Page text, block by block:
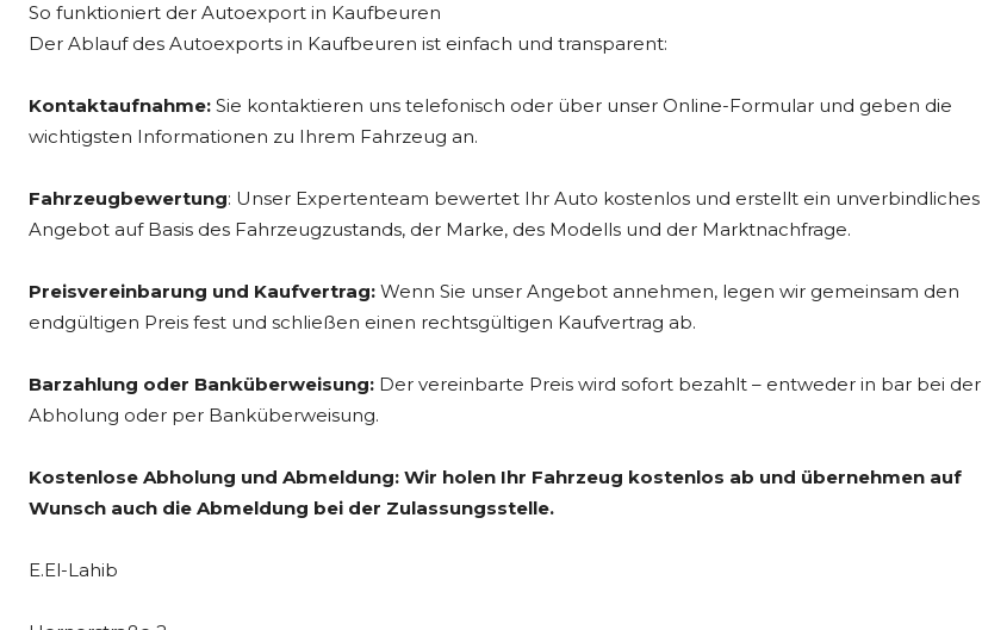
So funktioniert der Autoexport in Kaufbeuren
Der Ablauf des Autoexports in Kaufbeuren ist einfach und transparent:
Kontaktaufnahme: Sie kontaktieren uns telefonisch oder über unser Online-Formular und geben die
wichtigsten Informationen zu Ihrem Fahrzeug an.
Fahrzeugbewertung: Unser Expertenteam bewertet Ihr Auto kostenlos und erstellt ein unverbindliches
Angebot auf Basis des Fahrzeugzustands, der Marke, des Modells und der Marktnachfrage.
Preisvereinbarung und Kaufvertrag: Wenn Sie unser Angebot annehmen, legen wir gemeinsam den
endgültigen Preis fest und schließen einen rechtsgültigen Kaufvertrag ab.
Barzahlung oder Banküberweisung: Der vereinbarte Preis wird sofort bezahlt – entweder in bar bei der
Abholung oder per Banküberweisung.
Kostenlose Abholung und Abmeldung: Wir holen Ihr Fahrzeug kostenlos ab und übernehmen auf
Wunsch auch die Abmeldung bei der Zulassungsstelle.
E.El-Lahib